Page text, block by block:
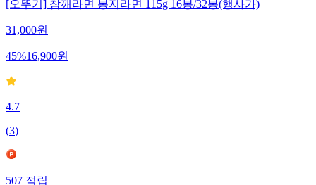
[오뚜기] 참깨라면 봉지라면 115g 16봉/32봉(행사가)
31,000원
45%16,900원
4.7
(3)